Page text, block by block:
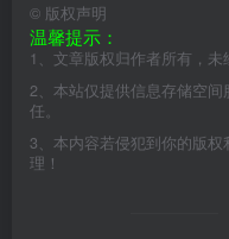
© 版权声明
温馨提示：
1、文章版权归作者所有，未
2、本站仅提供信息存储空
任。
3、本内容若侵犯到你的版
理！